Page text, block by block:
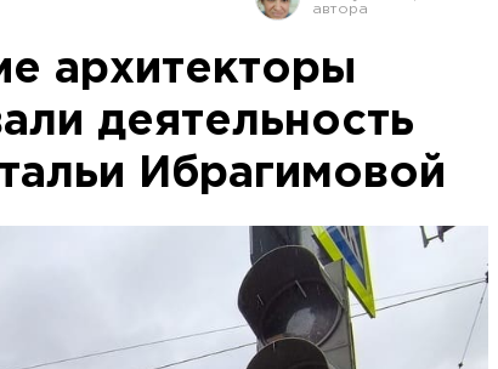
архитекторы
деятельность
Ибрагимовой